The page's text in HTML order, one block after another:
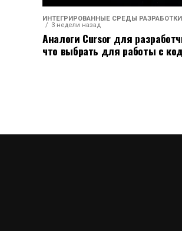
ИНТЕГРИРОВАННЫЕ СРЕДЫ РАЗРАБОТКИ
3 недели назад
Аналоги Cursor для
что выбрать для работы с